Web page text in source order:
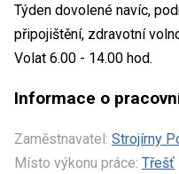
Týden dovolené navíc,
připojištění, zdravotní
Volat 6.00 - 14.00 hod.
Informace o
Zaměstnavatel: Strojírny
Místo výkonu práce: Třešť